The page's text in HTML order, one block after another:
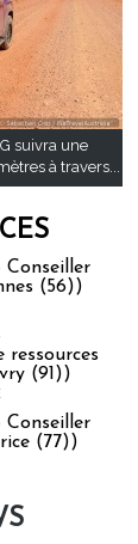
suivra une
à travers...
Conseiller
(56))
(91))
Conseiller
(77))